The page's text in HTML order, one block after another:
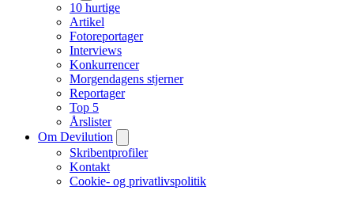
10 hurtige
Artikel
Fotoreportager
Interviews
Konkurrencer
Morgendagens stjerner
Reportager
Top 5
Årslister
Om Devilution
Skribentprofiler
Kontakt
Cookie- og privatlivspolitik